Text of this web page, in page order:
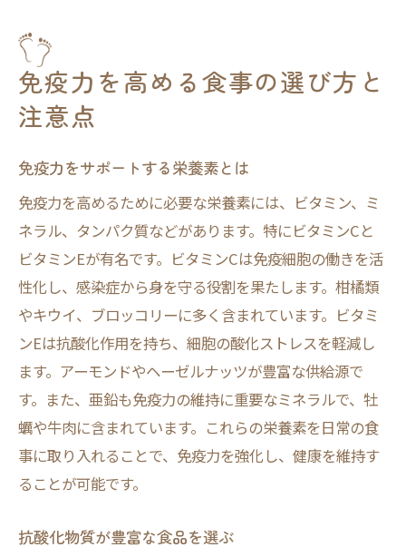
免疫力を高める食事の選び方と
注意点
免疫力をサポートする栄養素とは
免疫力を高めるために必要な栄養素には、ビタミン、ミ
ネラル、タンパク質などがあります。特にビタミンCと
ビタミンEが有名です。ビタミンCは免疫細胞の働きを活
性化し、感染症から身を守る役割を果たします。柑橘類
やキウイ、ブロッコリーに多く含まれています。ビタミ
ンEは抗酸化作用を持ち、細胞の酸化ストレスを軽減し
ます。アーモンドやヘーゼルナッツが豊富な供給源で
す。また、亜鉛も免疫力の維持に重要なミネラルで、牡
蠣や牛肉に含まれています。これらの栄養素を日常の食
事に取り入れることで、免疫力を強化し、健康を維持す
ることが可能です。
抗酸化物質が豊富な食品を選ぶ